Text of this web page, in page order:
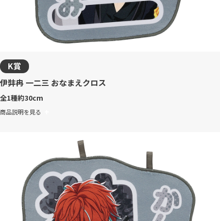
K賞
伊弉冉 一二三 おなまえクロス
全1種約30cm
商品説明を見る